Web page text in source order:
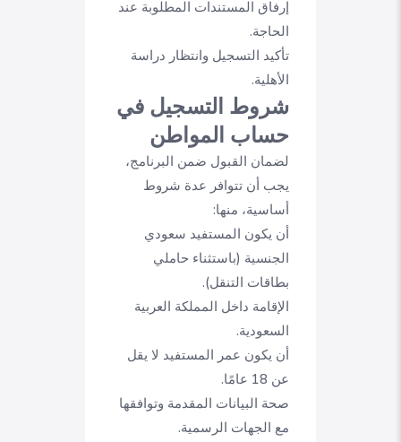
إرفاق المستندات المطلوبة عند
الحاجة.
تأكيد التسجيل وانتظار دراسة
الأهلية.
شروط التسجيل في
حساب المواطن
لضمان القبول ضمن البرنامج،
يجب أن تتوافر عدة شروط
أساسية، منها:
أن يكون المستفيد سعودي
الجنسية (باستثناء حاملي
بطاقات التنقل).
الإقامة داخل المملكة العربية
السعودية.
أن يكون عمر المستفيد لا يقل
عن 18 عامًا.
صحة البيانات المقدمة وتوافقها
مع الجهات الرسمية.